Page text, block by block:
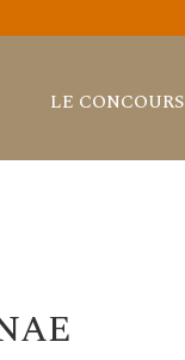
LE CONCOURS